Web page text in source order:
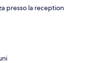
presso la reception